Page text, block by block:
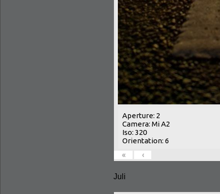
Aperture: 2
Camera: Mi A2
Iso: 320
Orientation: 6
«
‹
Juli